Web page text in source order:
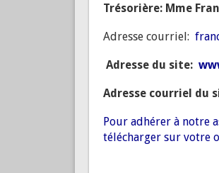
Trésorière: Mme
Adresse courriel:
Adresse du site:
Adresse courriel du
Pour adhérer à notre
télécharger sur votre